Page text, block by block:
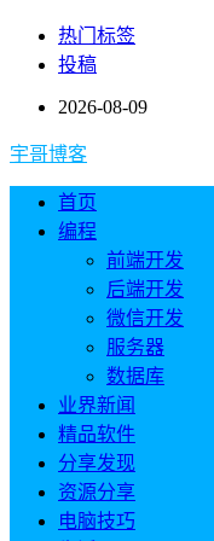
热门标签
投稿
2026-08-09
宇哥博客
首页
编程
前端开发
后端开发
微信开发
服务器
数据库
业界新闻
精品软件
分享发现
资源分享
电脑技巧